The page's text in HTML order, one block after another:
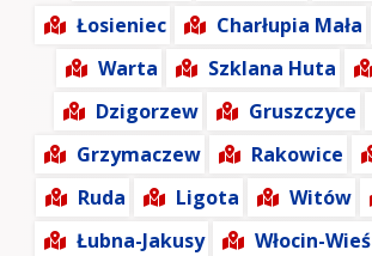
Łosieniec
Charłupia Mała
Warta
Szklana Huta
Dzigorzew
Gruszczyce
Grzymaczew
Rakowice
Ruda
Ligota Witów
Łubna-Jakusy
Włocin-Wieś